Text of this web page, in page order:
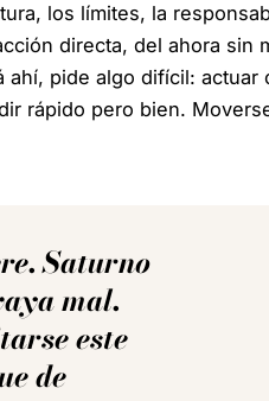
los límites, la
directa, del ahora sin
pide algo difícil: actuar
rápido pero bien.
Saturno
mal.
este
de